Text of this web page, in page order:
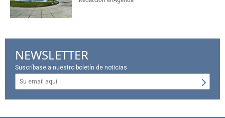
NEWSLETTER
Suscríbase a nuestro boletín de noticias